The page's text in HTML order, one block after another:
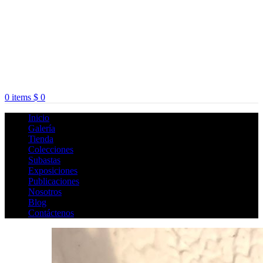
0 items $ 0
Inicio
Galería
Tienda
Colecciones
Subastas
Exposiciones
Publicaciones
Nosotros
Blog
Contáctenos